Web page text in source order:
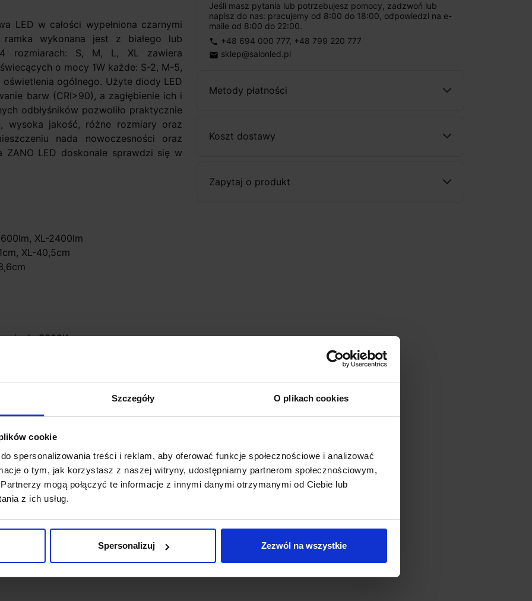
Szczegóły O plikach cookies
cookie
spersonalizowania treści i reklam, aby oferować funkcje społecznościowe i analizować
o tym, jak korzystasz z naszej witryny, udostępniamy partnerom społecznościowym,
mogą połączyć te informacje z innymi danymi otrzymanymi od Ciebie lub
z ich usług.
Spersonalizuj Zezwól na wszystkie
Jeśli masz pytania lub potrzebujesz pomocy, zadzwoń lub
napisz do nas: pracujemy od 8:00 do 18:00, odpowiedzi na e-
maile od 8:00 do 22:00.
phone +48 694 000 777, +48 799 220 777
email sklep@salonled.pl
Metody płatności
Koszt dostawy
Zapytaj o produkt
LED w całości wypełniona czarnymi
ramka wykonana jest z białego lub
rozmiarach: S, M, L, XL zawiera
o mocy 1W każde: S-2, M-5,
ogólnego. Użyte diody LED
barw (CRI>90), a zagłębienie ich i
odbłyśników pozwoliło praktycznie
wysoka jakość, różne rozmiary oraz
nada nowoczesności oraz
ZANO LED doskonale sprawdzi się w
XL-2400lm
XL-40,5cm
ciepła 3000K
LED